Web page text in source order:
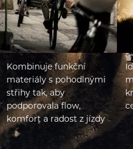
Kombinuje funkční
materiály s pohodlnými
střihy tak, aby
podporovala flow,
komfort a radost z jízdy